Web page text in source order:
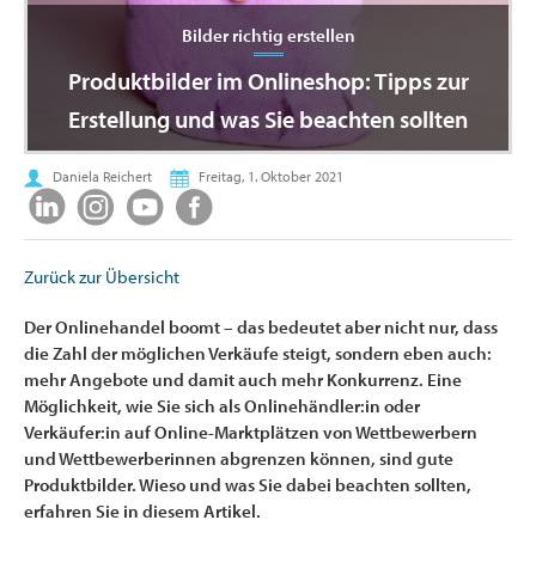
Bilder richtig erstellen
Produktbilder im Onlineshop: Tipps zur
Erstellung und was Sie beachten sollten
Daniela Reichert Freitag, 1. Oktober 2021
Zurück zur Übersicht
Der Onlinehandel boomt – das bedeutet aber nicht nur, dass
die Zahl der möglichen Verkäufe steigt, sondern eben auch:
mehr Angebote und damit auch mehr Konkurrenz. Eine
Möglichkeit, wie Sie sich als Onlinehändler:in oder
Verkäufer:in auf Online-Marktplätzen von Wettbewerbern
und Wettbewerberinnen abgrenzen können, sind gute
Produktbilder. Wieso und was Sie dabei beachten sollten,
erfahren Sie in diesem Artikel.